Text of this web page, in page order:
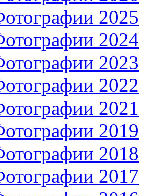
2025
2024
2023
2022
2021
2019
2018
2017